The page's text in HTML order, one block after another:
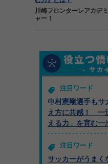
川崎フロンターレアカデ
ャー！
注目ワード
中村憲剛選手もサ
え方に共感！ 一
える力」を育む一
注目ワード
サッカーがうまく